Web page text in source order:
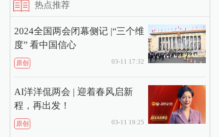
热点推荐
2024全国两会闭幕侧记 |“三个维
度” 看中国信心
原创 03-11 17:32
AI洋洋侃两会 | 迎着春风启新
程，再出发！
原创 03-11 19:25